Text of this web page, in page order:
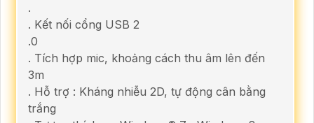
.
. Kết nối cổng USB 2
.0
. Tích hợp mic, khoảng cách thu âm lên đến
3m
. Hỗ trợ : Kháng nhiễu 2D, tự động cân bằng
trắng